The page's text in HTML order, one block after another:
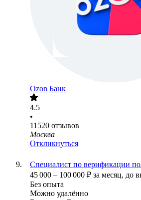
Ozon Банк
4.5
•
11520 отзывов
Москва
Откликнуться
Специалист по верификации
45 000 – 100 000 ₽ за месяц, до
Без опыта
Можно удалённо